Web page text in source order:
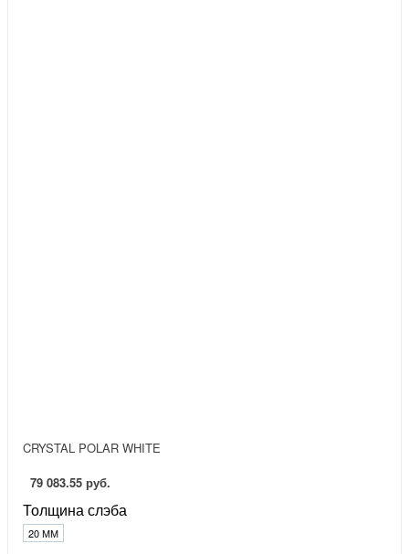
CRYSTAL POLAR WHITE
79 083.55 руб.
Толщина слэба
20 ММ